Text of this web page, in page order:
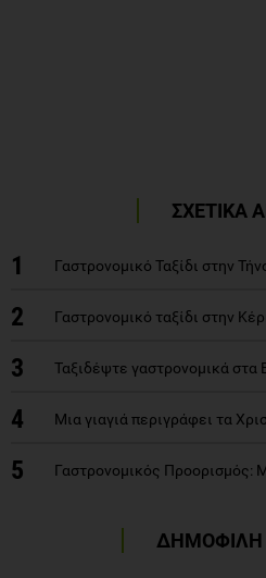
ΣΧΕΤΙΚΑ
1 Γαστρονομικό Ταξίδι στην
2 Γαστρονομικό ταξίδι στην
3 Ταξιδέψτε γαστρονομικά στα
4 Μια γιαγιά περιγράφει τα
5 Γαστρονομικός Προορισμός:
ΔΗΜΟΦΙΛΗ